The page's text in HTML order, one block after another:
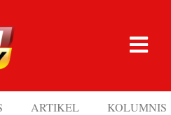
ARTIKEL KOLUMNIS